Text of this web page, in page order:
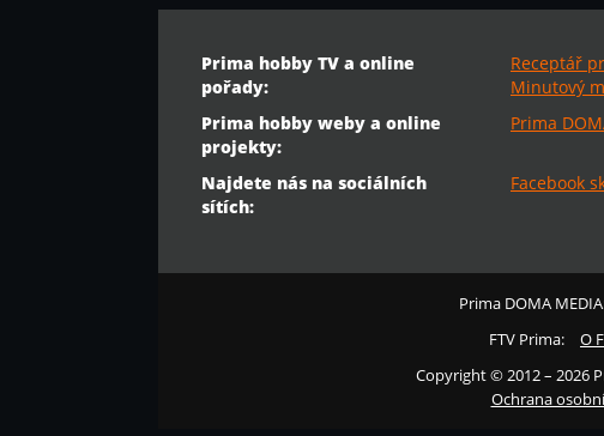
Prima hobby TV a online
pořady:
Receptář
Minutový
Prima hobby weby a online
projekty:
Prima
Najdete nás na sociálních
sítích:
Facebook
Prima DOMA
FTV Prima:
O
Copyright © 2012 – 2026
Ochrana